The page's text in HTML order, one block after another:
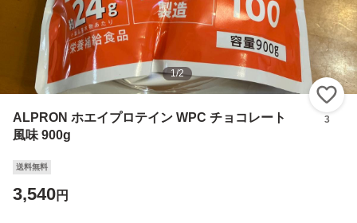
1/2
ALPRON ホエイプロテイン WPC チョコレート
風味 900g
3
送料無料
3,540円